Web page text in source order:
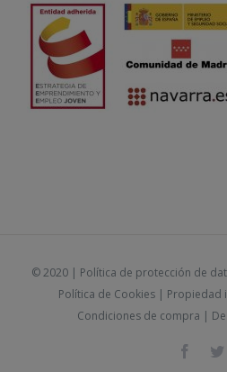
© 2020 | Política de protección de
Política de Cookies| Propiedad
Condiciones de compra |